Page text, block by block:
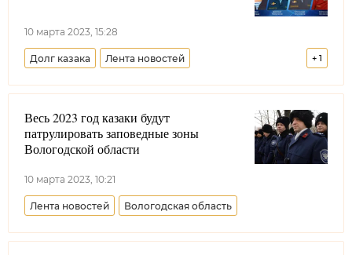
10 марта 2023, 15:28
+ 1
Долг казака Лента новостей
Терское войсковое казачье общество
Весь 2023 год казаки будут
патрулировать заповедные зоны
Вологодской области
10 марта 2023, 10:21
Лента новостей Вологодская область